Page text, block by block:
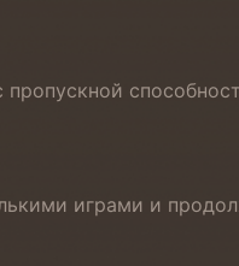
пропускной
играми и